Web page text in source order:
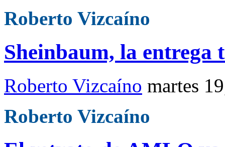
Roberto Vizcaíno
Sheinbaum, la entrega
Roberto Vizcaíno martes
Roberto Vizcaíno